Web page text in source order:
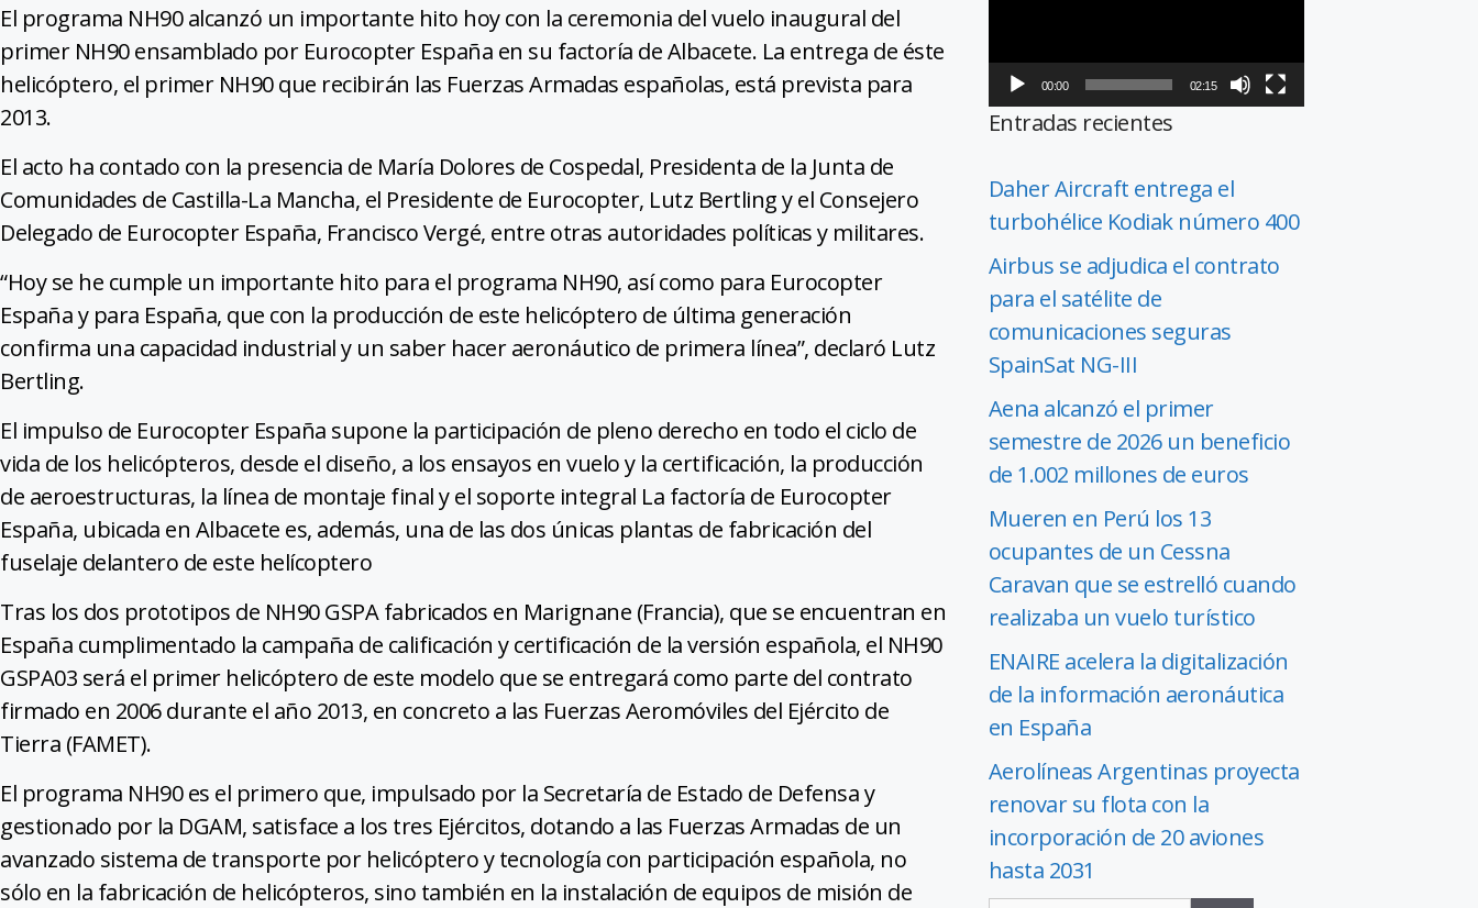
El programa NH90 alcanzó un importante hito hoy con la ceremonia del vuelo inaugural del
primer NH90 ensamblado por Eurocopter España en su factoría de Albacete. La entrega de éste
helicóptero, el primer NH90 que recibirán las Fuerzas Armadas españolas, está prevista para
2013.
El acto ha contado con la presencia de María Dolores de Cospedal, Presidenta de la Junta de
Comunidades de Castilla-La Mancha, el Presidente de Eurocopter, Lutz Bertling y el Consejero
Delegado de Eurocopter España, Francisco Vergé, entre otras autoridades políticas y militares.
“Hoy se he cumple un importante hito para el programa NH90, así como para Eurocopter
España y para España, que con la producción de este helicóptero de última generación
confirma una capacidad industrial y un saber hacer aeronáutico de primera línea”, declaró Lutz
Bertling.
El impulso de Eurocopter España supone la participación de pleno derecho en todo el ciclo de
vida de los helicópteros, desde el diseño, a los ensayos en vuelo y la certificación, la producción
de aeroestructuras, la línea de montaje final y el soporte integral La factoría de Eurocopter
España, ubicada en Albacete es, además, una de las dos únicas plantas de fabricación del
fuselaje delantero de este helícoptero
Tras los dos prototipos de NH90 GSPA fabricados en Marignane (Francia), que se encuentran en
España cumplimentado la campaña de calificación y certificación de la versión española, el NH90
GSPA03 será el primer helicóptero de este modelo que se entregará como parte del contrato
firmado en 2006 durante el año 2013, en concreto a las Fuerzas Aeromóviles del Ejército de
Tierra (FAMET).
El programa NH90 es el primero que, impulsado por la Secretaría de Estado de Defensa y
gestionado por la DGAM, satisface a los tres Ejércitos, dotando a las Fuerzas Armadas de un
avanzado sistema de transporte por helicóptero y tecnología con participación española, no
sólo en la fabricación de helicópteros, sino también en la instalación de equipos de misión de
00:00 02:15
Entradas recientes
Daher Aircraft entrega el
turbohélice Kodiak número 400
Airbus se adjudica el contrato
para el satélite de
comunicaciones seguras
SpainSat NG-III
Aena alcanzó el primer
semestre de 2026 un beneficio
de 1.002 millones de euros
Mueren en Perú los 13
ocupantes de un Cessna
Caravan que se estrelló cuando
realizaba un vuelo turístico
ENAIRE acelera la digitalización
de la información aeronáutica
en España
Aerolíneas Argentinas proyecta
renovar su flota con la
incorporación de 20 aviones
hasta 2031